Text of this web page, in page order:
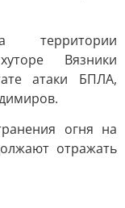
территории
Вязники
атаки БПЛА,
огня на
отражать